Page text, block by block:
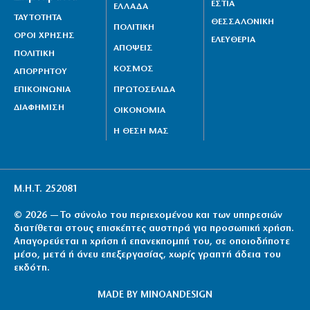
Γιατί η Ευρώπη παραμένει ευάλωτη στο φυσικό αέριο
7|08|2026 | 22:40
ΤΑΥΤΟΤΗΤΑ
ΟΡΟΙ ΧΡΗΣΗΣ
ΠΟΛΙΤΙΚΗ
ΑΠΟΡΡΗΤΟΥ
ΕΠΙΚΟΙΝΩΝΙΑ
ΔΙΑΦΗΜΙΣΗ
ΕΛΛΑΔΑ
ΠΟΛΙΤΙΚΗ
ΑΠΟΨΕΙΣ
ΚΟΣΜΟΣ
ΠΡΩΤΟΣΕΛΙΔΑ
ΟΙΚΟΝΟΜΙΑ
Η ΘΕΣΗ ΜΑΣ
ΕΣΤΙΑ
ΘΕΣΣΑΛΟΝΙΚΗ
ΕΛΕΥΘΕΡΙΑ
Μ.Η.Τ. 252081
© 2026 — Το σύνολο του περιεχομένου και των υπηρεσιών
διατίθεται στους επισκέπτες αυστηρά για προσωπική χρήση.
Απαγορεύεται η χρήση ή επανεκπομπή του, σε οποιοδήποτε
μέσο, μετά ή άνευ επεξεργασίας, χωρίς γραπτή άδεια του
εκδότη.
MADE BY MINOANDESIGN